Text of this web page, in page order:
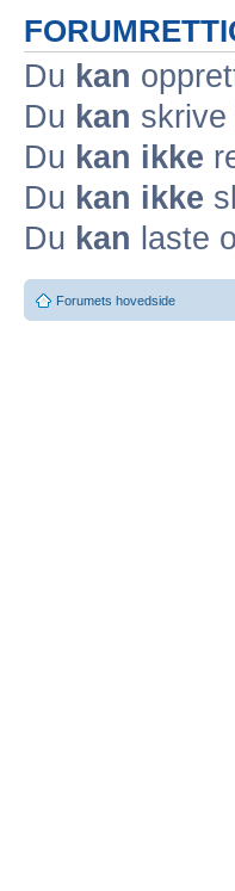
Du kan
Du kan
Du kan ikke
Du kan ikke
Du kan laste
Forumets hovedside